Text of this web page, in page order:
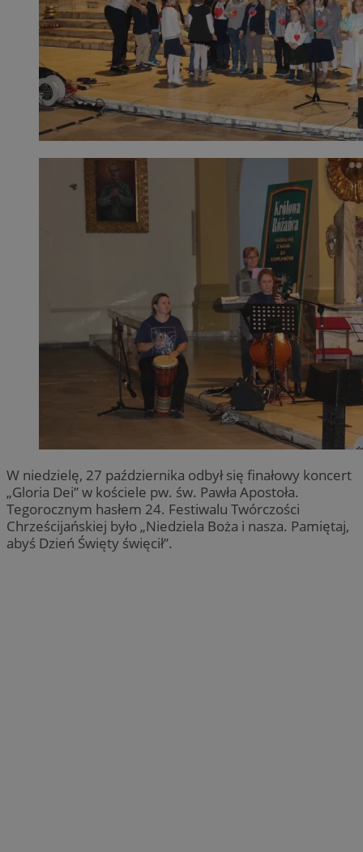
W niedzielę, 27 października odbył się finałowy koncert
„Gloria Dei” w kościele pw. św. Pawła Apostoła.
Tegorocznym hasłem 24. Festiwalu Twórczości
Chrześcijańskiej było „Niedziela Boża i nasza. Pamiętaj,
abyś Dzień Święty święcił”.